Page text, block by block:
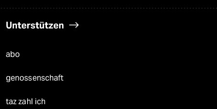
Unterstützen
abo
genossenschaft
taz zahl ich